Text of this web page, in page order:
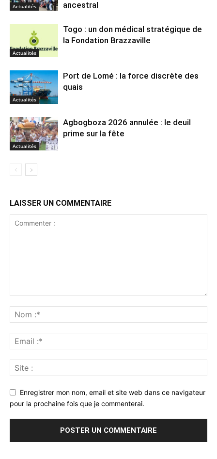
Actualités
ancestral
Actualités
Togo : un don médical stratégique de
la Fondation Brazzaville
Actualités
Port de Lomé : la force discrète des
quais
Actualités
Agbogboza 2026 annulée : le deuil
prime sur la fête
LAISSER UN COMMENTAIRE
Enregistrer mon nom, email et site web dans ce navigateur
pour la prochaine fois que je commenterai.